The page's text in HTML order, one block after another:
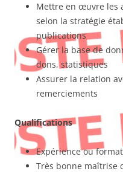
Mettre en œuvre les
selon la stratégie
publications
Gérer la base de
dons, statistiques
Assurer la relation
remerciements
Qualifications
Expérience ou
Très bonne maîtrise